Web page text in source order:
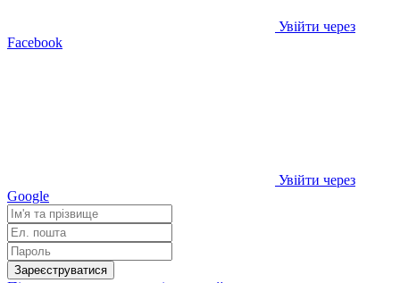
Увійти через
Facebook
Увійти через
Google
Зареєструватися